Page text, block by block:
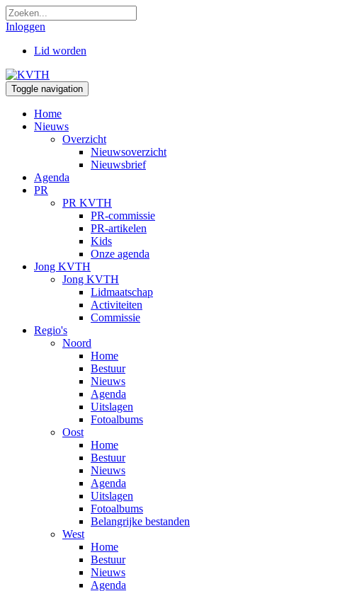
Inloggen
Lid worden
Toggle navigation
Home
Nieuws
Overzicht
Nieuwsoverzicht
Nieuwsbrief
Agenda
PR
PR KVTH
PR-commissie
PR-artikelen
Kids
Onze agenda
Jong KVTH
Jong KVTH
Lidmaatschap
Activiteiten
Commissie
Regio's
Noord
Home
Bestuur
Nieuws
Agenda
Uitslagen
Fotoalbums
Oost
Home
Bestuur
Nieuws
Agenda
Uitslagen
Fotoalbums
Belangrijke bestanden
West
Home
Bestuur
Nieuws
Agenda